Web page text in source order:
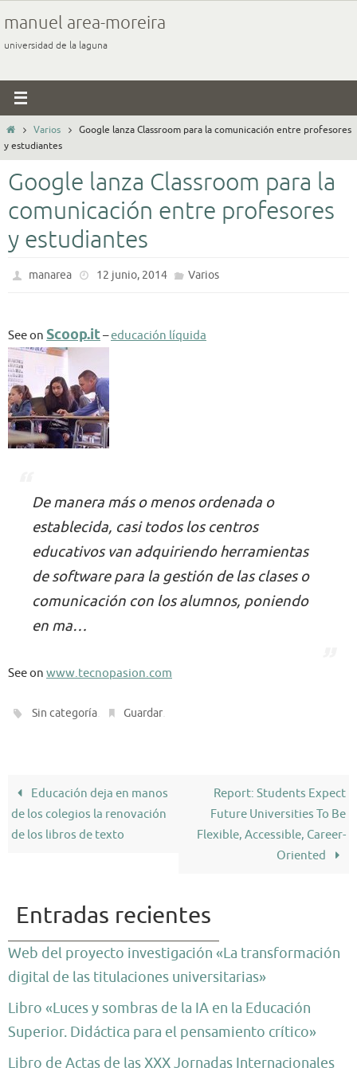
al
contenido
manuel area-moreira
universidad de la laguna
InicioVarios
Google lanza Classroom para la comunicación entre profesores
y estudiantes
Google lanza Classroom para la
comunicación entre profesores
y estudiantes
manarea 12 junio, 2014 Varios
See on Scoop.it–educación líquida
De manera más o menos ordenada o
establecida, casi todos los centros
educativos van adquiriendo herramientas
de software para la gestión de las clases o
comunicación con los alumnos, poniendo
en ma…
See on www.tecnopasion.com
Sin categoría Guardar
Educación deja en manos
de los colegios la renovación
de los libros de texto
Report: Students Expect
Future Universities To Be
Flexible, Accessible, Career-
Oriented
Entradas recientes
Web del proyecto investigación «La transformación
digital de las titulaciones universitarias»
Libro «Luces y sombras de la IA en la Educación
Superior. Didáctica para el pensamiento crítico»
Libro de Actas de las XXX Jornadas Internacionales